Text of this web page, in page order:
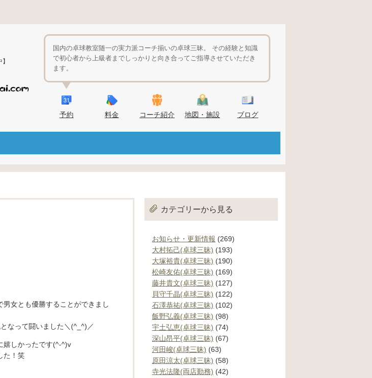
国内の卓球教室随一の実力派コーチ揃いの卓球三昧。 その経験と知識
で初心者から上級者までしっかりと向き合ってご指導させていただき
ます。
予約 料金 コーチ紹介 地図・施設 ブログ
女とも優勝することができまし
なって闘いました＼(^_^)／
嬉しかったです(^-^)v
た！笑
カテゴリーから見る
お知らせ・更新情報 (269)
大村拓己(卓球三昧) (193)
大塚裕貴(卓球三昧) (190)
松崎友佑(卓球三昧) (169)
藤井貴文(卓球三昧) (127)
貝守千晶(卓球三昧) (122)
石澤恭祐(卓球三昧) (102)
飯野弘義(卓球三昧) (98)
宇土弘恵(卓球三昧) (74)
深山昂平(卓球三昧) (67)
河田峻(卓球三昧) (63)
原田涼太(卓球三昧) (58)
寺光法隆(両店勤務) (42)